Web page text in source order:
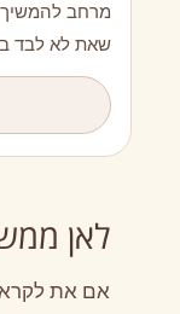
מרחב
שאת לא לבד
לאן
אם את